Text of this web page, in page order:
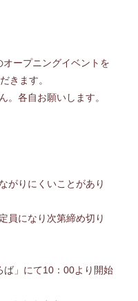
ープニングイベントを
きます。
各自お願いします。
がりにくいことがあり
員になり次第締め切り
ば」にて10：00より開始